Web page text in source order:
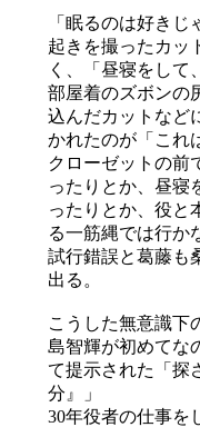
「眠るのは好き
起きを撮ったカッ
く、「昼寝をして
部屋着のズボンの
込んだカットなど
かれたのが「これ
クローゼットの前
ったりとか、昼寝
ったりとか、役と
る一筋縄では行か
試行錯誤と葛藤も
出る。
こうした無意識下
島智輝が初めてな
て提示された「探
分』」
30年役者の仕事を